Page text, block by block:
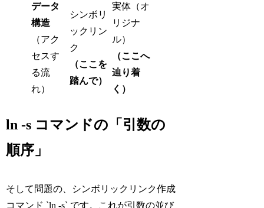
データ
構造
（アク
セスす
る流
れ）
シンボリ
ックリン
ク
（ここを
踏んで）
実体（オ
リジナ
ル）
（ここへ
辿り着
く）
ln -s コマンドの「引数の
順序」
そして問題の、シンボリックリンク作成
コマンド `ln -s` です。これが引数の並び